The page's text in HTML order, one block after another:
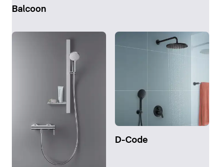
Balcoon
D-Code